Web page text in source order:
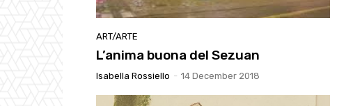
ART/ARTE
L’anima buona del Sezuan
Isabella Rossiello - 14 December 2018